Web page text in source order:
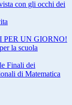
con gli occhi dei
PER UN GIORNO!
la scuola
Finali dei
di Matematica